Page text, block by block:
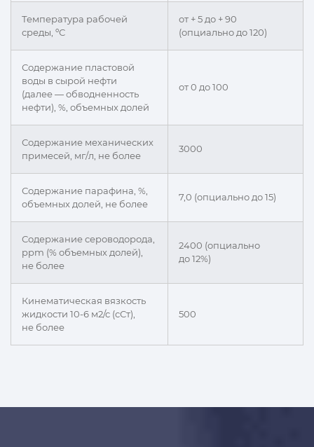
Температура рабочей
среды, ºС
от + 5 до + 90
(опциально до 120)
Содержание пластовой
воды в сырой нефти
(далее — обводненность
нефти), %, объемных долей
от 0 до 100
Содержание механических
примесей, мг/л, не более
3000
Содержание парафина, %,
объемных долей, не более
7,0 (опциально до 15)
Содержание сероводорода,
ppm (% объемных долей),
не более
2400 (опциально
до 12%)
Кинематическая вязкость
жидкости 10-6 м2/с (сСт),
не более
500